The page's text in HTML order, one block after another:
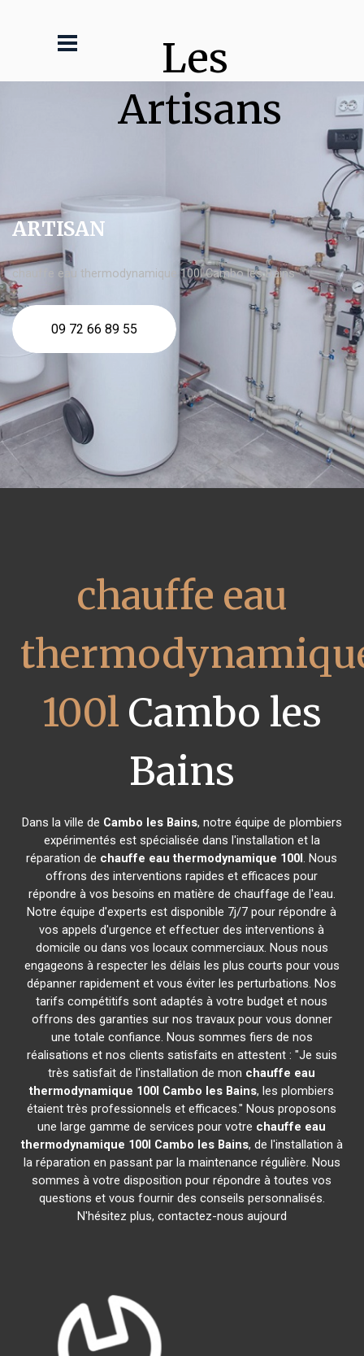
Les
Artisans
ARTISAN
chauffe eau thermodynamique 100l Cambo les Bains
09 72 66 89 55
chauffe eau
100l Cambo les
Bains
Dans la ville de Cambo les Bains, notre équipe de plombiers
expérimentés est spécialisée dans l'installation et la
réparation de chauffe eau thermodynamique 100l. Nous
offrons des interventions rapides et efficaces pour
répondre à vos besoins en matière de chauffage de l'eau.
Notre équipe d'experts est disponible 7j/7 pour répondre à
vos appels d'urgence et effectuer des interventions à
domicile ou dans vos locaux commerciaux. Nous nous
engageons à respecter les délais les plus courts pour vous
dépanner rapidement et vous éviter les perturbations. Nos
tarifs compétitifs sont adaptés à votre budget et nous
offrons des garanties sur nos travaux pour vous donner
une totale confiance. Nous sommes fiers de nos
réalisations et nos clients satisfaits en attestent : "Je suis
très satisfait de l'installation de mon chauffe eau
thermodynamique 100l Cambo les Bains, les plombiers
étaient très professionnels et efficaces." Nous proposons
une large gamme de services pour votre chauffe eau
thermodynamique 100l Cambo les Bains, de l'installation à
la réparation en passant par la maintenance régulière. Nous
sommes à votre disposition pour répondre à toutes vos
questions et vous fournir des conseils personnalisés.
N'hésitez plus, contactez-nous aujourd